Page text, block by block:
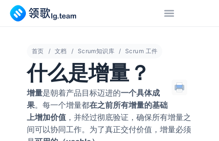
首页 文档 Scrum知识库 Scrum 工件
什么是增量？
增量是朝着产品目标迈进的一个具体成
果。每一个增量都在之前所有增量的基础
上增加价值 ，并经过彻底验证，确保所有增量之
间可以协同工作。为了真正交付价值，增量必须